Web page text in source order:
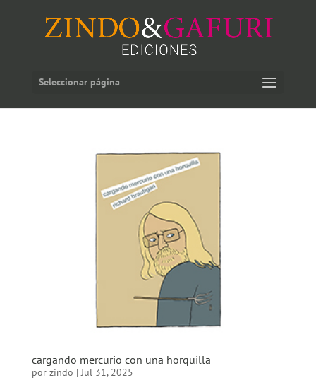
Seleccionar página
cargando mercurio con una horquilla
por zindo | Jul 31, 2025